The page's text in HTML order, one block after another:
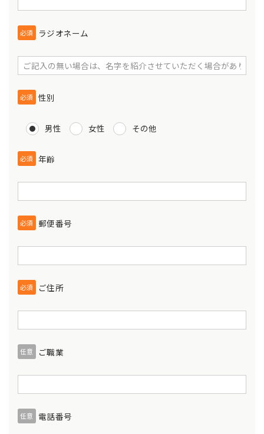
必須 ラジオネーム
必須 性別
男性 女性 その他
必須 年齢
必須 郵便番号
必須 ご住所
任意 ご職業
任意 電話番号